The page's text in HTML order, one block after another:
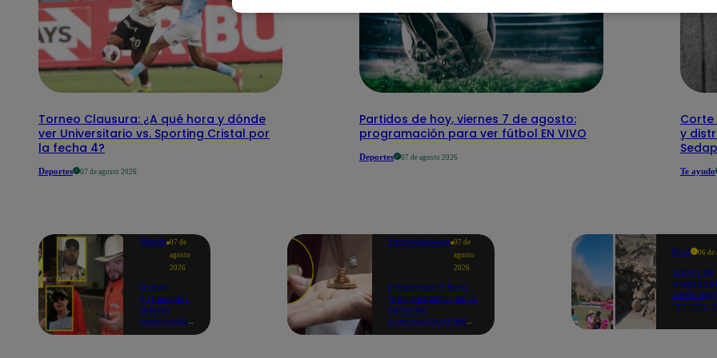
Torneo Clausura: ¿A qué hora y dónde
ver Universitario vs. Sporting Cristal por
la fecha 4?
Deportes 07 de agosto 2026
Partidos de hoy, viernes 7 de agosto:
programación para ver fútbol EN VIVO
Deportes 07 de agosto 2026
Corte
y
Te ayudo
Mundo 07 de
agosto
2026
Nueve
influencers
fueron
asesinados
Entretenimiento 07 de
agosto
2026
Presentan el libro
más pequeño de la
Feria del
Internacional del
Perú 06 de
Sismo de
Junín
heridos,
propició